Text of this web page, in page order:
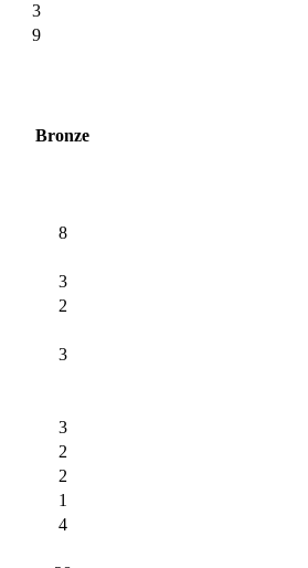
3
9
Bronze
8
3
2
3
3
2
2
1
4